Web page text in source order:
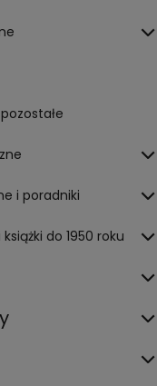
i poradniki
do 1950 roku